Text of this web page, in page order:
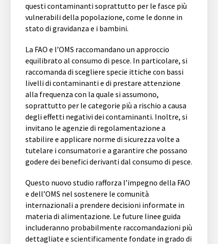
questi contaminanti soprattutto per le fasce più
vulnerabili della popolazione, come le donne in
stato di gravidanza e i bambini.
La FAO e l’OMS raccomandano un approccio
equilibrato al consumo di pesce. In particolare, si
raccomanda di scegliere specie ittiche con bassi
livelli di contaminanti e di prestare attenzione
alla frequenza con la quale si assumono,
soprattutto per le categorie più a rischio a causa
degli effetti negativi dei contaminanti. Inoltre, si
invitano le agenzie di regolamentazione a
stabilire e applicare norme di sicurezza volte a
tutelare i consumatori e a garantire che possano
godere dei benefici derivanti dal consumo di pesce.
Questo nuovo studio rafforza l’impegno della FAO
e dell’OMS nel sostenere le comunità
internazionali a prendere decisioni informate in
materia di alimentazione. Le future linee guida
includeranno probabilmente raccomandazioni più
dettagliate e scientificamente fondate in grado di